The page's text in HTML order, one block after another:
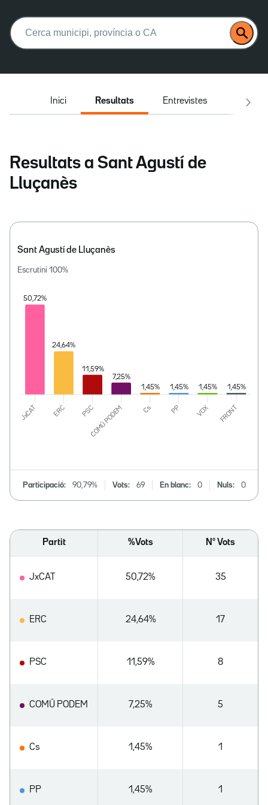
Buscar:
Inici Resultats Entrevistes El
Resultats a Sant Agustí de
Lluçanès
Sant Agustí de Lluçanès
Escrutini 100%
Participació: 90,79% Vots: 69 En blanc: 0 Nuls: 0
Partit %Vots Nº Vots
JxCAT 50,72% 35
ERC 24,64% 17
PSC 11,59% 8
COMÚ PODEM 7,25% 5
Cs 1,45% 1
PP 1,45% 1